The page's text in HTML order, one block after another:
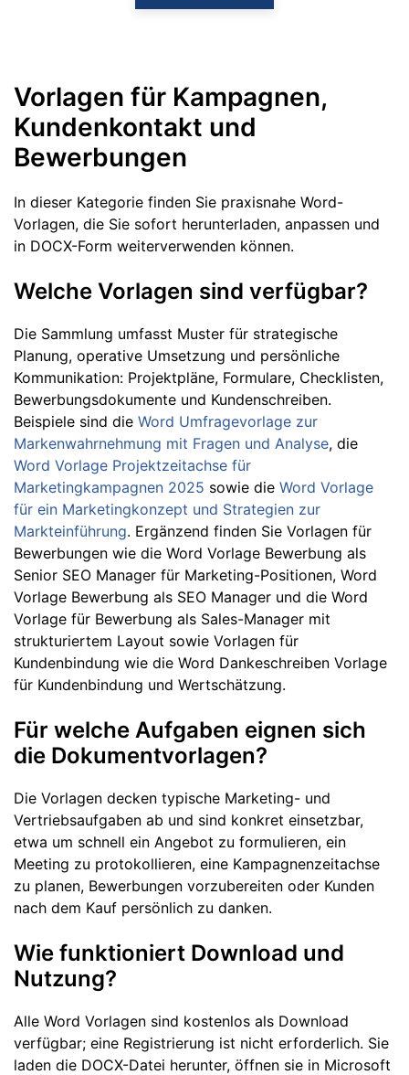
Vorlagen für Kampagnen,
Kundenkontakt und
Bewerbungen
In dieser Kategorie finden Sie praxisnahe Word-
Vorlagen, die Sie sofort herunterladen, anpassen und
in DOCX-Form weiterverwenden können.
Welche Vorlagen sind verfügbar?
Die Sammlung umfasst Muster für strategische
Planung, operative Umsetzung und persönliche
Kommunikation: Projektpläne, Formulare, Checklisten,
Bewerbungsdokumente und Kundenschreiben.
Beispiele sind die Word Umfragevorlage zur
Markenwahrnehmung mit Fragen und Analyse, die
Word Vorlage Projektzeitachse für
Marketingkampagnen 2025 sowie die Word Vorlage
für ein Marketingkonzept und Strategien zur
Markteinführung. Ergänzend finden Sie Vorlagen für
Bewerbungen wie die Word Vorlage Bewerbung als
Senior SEO Manager für Marketing-Positionen, Word
Vorlage Bewerbung als SEO Manager und die Word
Vorlage für Bewerbung als Sales-Manager mit
strukturiertem Layout sowie Vorlagen für
Kundenbindung wie die Word Dankeschreiben Vorlage
für Kundenbindung und Wertschätzung.
Für welche Aufgaben eignen sich
die Dokumentvorlagen?
Die Vorlagen decken typische Marketing- und
Vertriebsaufgaben ab und sind konkret einsetzbar,
etwa um schnell ein Angebot zu formulieren, ein
Meeting zu protokollieren, eine Kampagnenzeitachse
zu planen, Bewerbungen vorzubereiten oder Kunden
nach dem Kauf persönlich zu danken.
Wie funktioniert Download und
Nutzung?
Alle Word Vorlagen sind kostenlos als Download
verfügbar; eine Registrierung ist nicht erforderlich. Sie
laden die DOCX-Datei herunter, öffnen sie in Microsoft